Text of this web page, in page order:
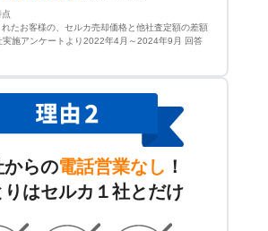
たお客様の、セルカ売却価格と他社査定額の差額
実施アンケートより2022年4月～2024年9月 回答
からの電話営業なし ！
はセルカ１社とだけ